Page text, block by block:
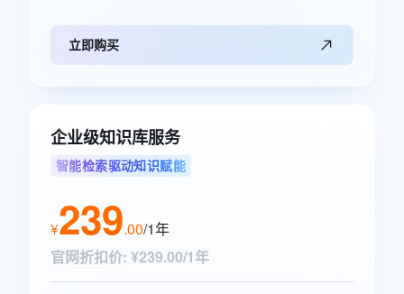
立即购买
企业级知识库服务
智能检索驱动知识赋能
¥239.00/1年
官网折扣价: ¥239.00/1年